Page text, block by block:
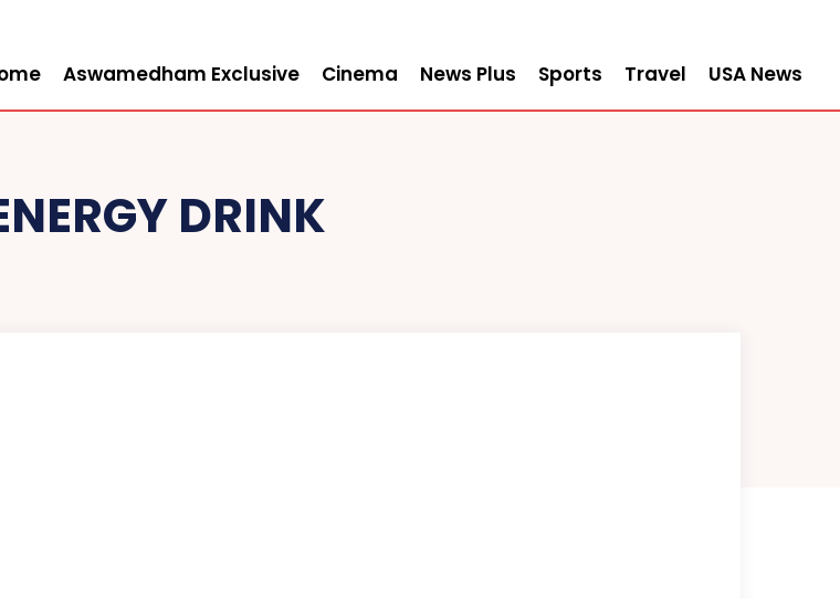
Aswamedham Exclusive Cinema News Plus Sports Travel USA News
DRINK